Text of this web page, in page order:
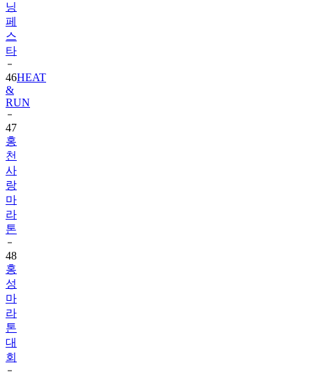
닝
페
스
타
46HEAT
&
RUN
47
홍
천
사
랑
마
라
톤
48
홍
성
마
라
톤
대
회